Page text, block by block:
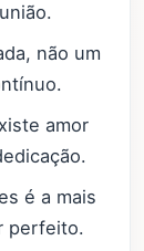
não um
amor
é a mais
perfeito.